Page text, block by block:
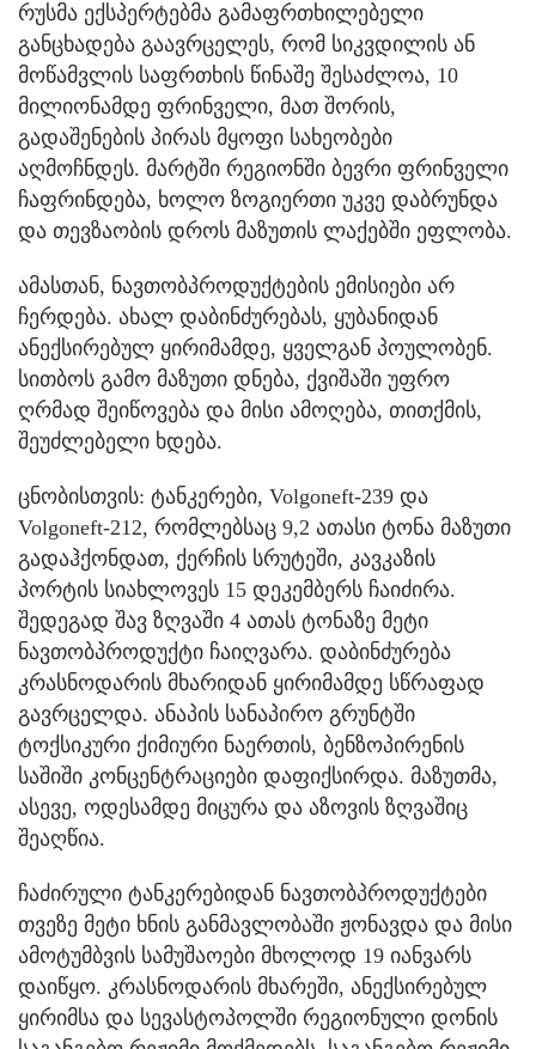
რუსმა ექსპერტებმა გამაფრთხილებელი
განცხადება გაავრცელეს, რომ სიკვდილის ან
მოწამვლის საფრთხის წინაშე შესაძლოა, 10
მილიონამდე ფრინველი, მათ შორის,
გადაშენების პირას მყოფი სახეობები
აღმოჩნდეს. მარტში რეგიონში ბევრი ფრინველი
ჩაფრინდება, ხოლო ზოგიერთი უკვე დაბრუნდა
და თევზაობის დროს მაზუთის ლაქებში ეფლობა.
ამასთან, ნავთობპროდუქტების ემისიები არ
ჩერდება. ახალ დაბინძურებას, ყუბანიდან
ანექსირებულ ყირიმამდე, ყველგან პოულობენ.
სითბოს გამო მაზუთი დნება, ქვიშაში უფრო
ღრმად შეიწოვება და მისი ამოღება, თითქმის,
შეუძლებელი ხდება.
ცნობისთვის: ტანკერები, Volgoneft-239 და
Volgoneft-212, რომლებსაც 9,2 ათასი ტონა მაზუთი
გადაჰქონდათ, ქერჩის სრუტეში, კავკაზის
პორტის სიახლოვეს 15 დეკემბერს ჩაიძირა.
შედეგად შავ ზღვაში 4 ათას ტონაზე მეტი
ნავთობპროდუქტი ჩაიღვარა. დაბინძურება
კრასნოდარის მხარიდან ყირიმამდე სწრაფად
გავრცელდა. ანაპის სანაპირო გრუნტში
ტოქსიკური ქიმიური ნაერთის, ბენზოპირენის
საშიში კონცენტრაციები დაფიქსირდა. მაზუთმა,
ასევე, ოდესამდე მიცურა და აზოვის ზღვაშიც
შეაღწია.
ჩაძირული ტანკერებიდან ნავთობპროდუქტები
თვეზე მეტი ხნის განმავლობაში ჟონავდა და მისი
ამოტუმბვის სამუშაოები მხოლოდ 19 იანვარს
დაიწყო. კრასნოდარის მხარეში, ანექსირებულ
ყირიმსა და სევასტოპოლში რეგიონული დონის